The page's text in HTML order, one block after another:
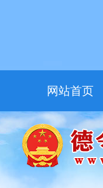
网站首页
走进德令哈